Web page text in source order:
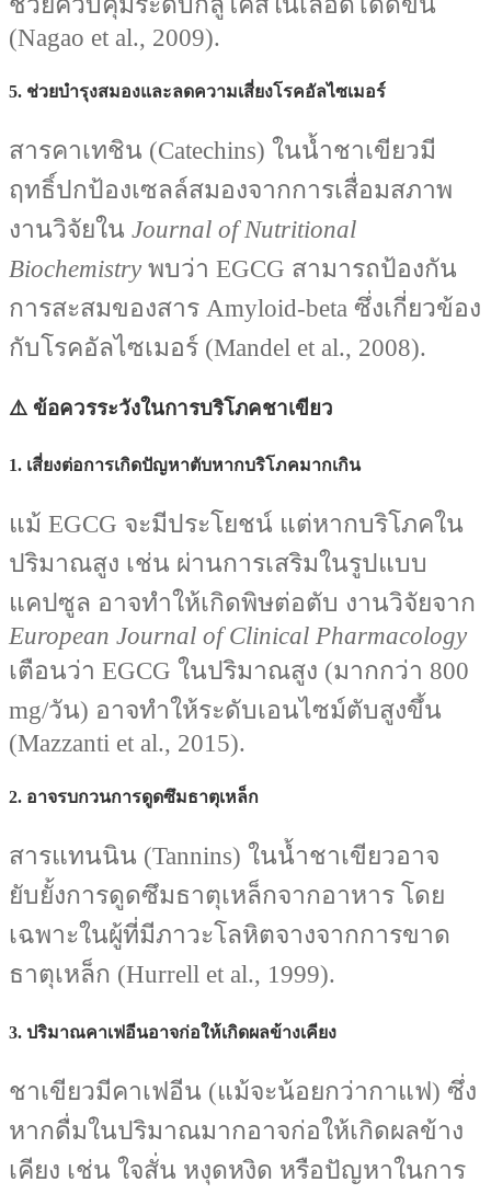
(Nagao et al., 2009).
5. ช่วยบำรุงสมองและลดความเสี่ยงโรคอัลไซเมอร์
สารคาเทชิน (Catechins) ในน้ำชาเขียวมี
ฤทธิ์ปกป้องเซลล์สมองจากการเสื่อมสภาพ
งานวิจัยใน Journal of Nutritional
Biochemistry พบว่า EGCG สามารถป้องกัน
การสะสมของสาร Amyloid-beta ซึ่งเกี่ยวข้อง
กับโรคอัลไซเมอร์ (Mandel et al., 2008).
⚠️ ข้อควรระวังในการบริโภคชาเขียว
1. เสี่ยงต่อการเกิดปัญหาตับหากบริโภคมากเกิน
แม้ EGCG จะมีประโยชน์ แต่หากบริโภคใน
ปริมาณสูง เช่น ผ่านการเสริมในรูปแบบ
แคปซูล อาจทำให้เกิดพิษต่อตับ งานวิจัยจาก
European Journal of Clinical Pharmacology
เตือนว่า EGCG ในปริมาณสูง (มากกว่า 800
mg/วัน) อาจทำให้ระดับเอนไซม์ตับสูงขึ้น
(Mazzanti et al., 2015).
2. อาจรบกวนการดูดซึมธาตุเหล็ก
สารแทนนิน (Tannins) ในน้ำชาเขียวอาจ
ยับยั้งการดูดซึมธาตุเหล็กจากอาหาร โดย
เฉพาะในผู้ที่มีภาวะโลหิตจางจากการขาด
ธาตุเหล็ก (Hurrell et al., 1999).
3. ปริมาณคาเฟอีนอาจก่อให้เกิดผลข้างเคียง
ชาเขียวมีคาเฟอีน (แม้จะน้อยกว่ากาแฟ) ซึ่ง
หากดื่มในปริมาณมากอาจก่อให้เกิดผลข้าง
เคียง เช่น ใจสั่น หงุดหงิด หรือปัญหาในการ